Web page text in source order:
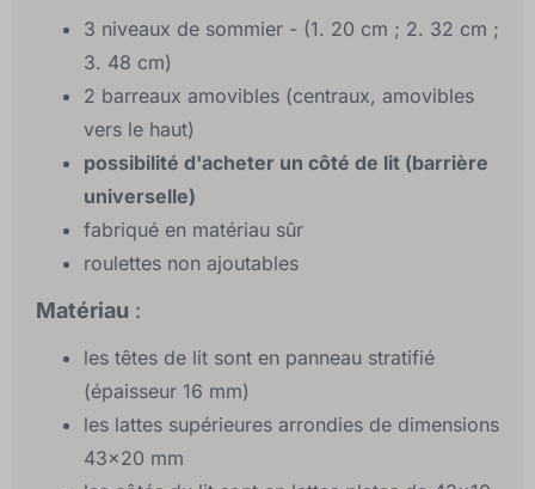
3 niveaux de sommier - (1. 20 cm ; 2. 32 cm ;
3. 48 cm)
2 barreaux amovibles (centraux, amovibles
vers le haut)
possibilité d'acheter un côté de lit (barrière
universelle)
fabriqué en matériau sûr
roulettes non ajoutables
Matériau :
les têtes de lit sont en panneau stratifié
(épaisseur 16 mm)
les lattes supérieures arrondies de dimensions
43x20 mm